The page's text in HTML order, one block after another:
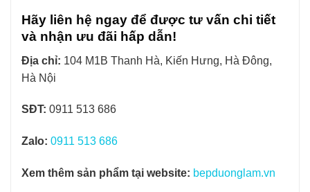
Hãy liên hệ ngay để được tư vấn chi tiết
và nhận ưu đãi hấp dẫn!
Địa chỉ: 104 M1B Thanh Hà, Kiến Hưng, Hà Đông,
Hà Nội
SĐT: 0911 513 686
Zalo: 0911 513 686
Xem thêm sản phẩm tại website: bepduonglam.vn